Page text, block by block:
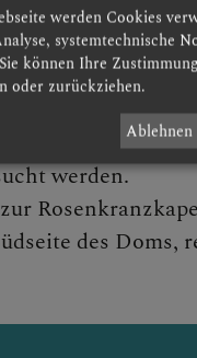
AKTUELL
Wallfahrt
teilen
wird nach der
um 18.00 Uhr in
ausgesetzt
werden.
des Doms,
werden Cookies
systemtechnische
können Ihre
oder zurückziehen.
Ablehnen